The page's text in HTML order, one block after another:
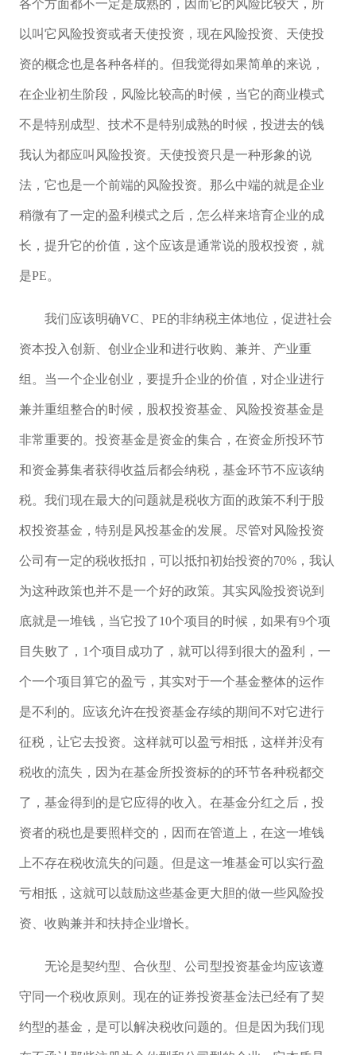
各个方面都不一定是成熟的，因而它的风险比较大，所
以叫它风险投资或者天使投资，现在风险投资、天使投
资的概念也是各种各样的。但我觉得如果简单的来说，
在企业初生阶段，风险比较高的时候，当它的商业模式
不是特别成型、技术不是特别成熟的时候，投进去的钱
我认为都应叫风险投资。天使投资只是一种形象的说
法，它也是一个前端的风险投资。那么中端的就是企业
稍微有了一定的盈利模式之后，怎么样来培育企业的成
长，提升它的价值，这个应该是通常说的股权投资，就
是PE。
我们应该明确VC、PE的非纳税主体地位，促进社会
资本投入创新、创业企业和进行收购、兼并、产业重
组。当一个企业创业，要提升企业的价值，对企业进行
兼并重组整合的时候，股权投资基金、风险投资基金是
非常重要的。投资基金是资金的集合，在资金所投环节
和资金募集者获得收益后都会纳税，基金环节不应该纳
税。我们现在最大的问题就是税收方面的政策不利于股
权投资基金，特别是风投基金的发展。尽管对风险投资
公司有一定的税收抵扣，可以抵扣初始投资的70%，我认
为这种政策也并不是一个好的政策。其实风险投资说到
底就是一堆钱，当它投了10个项目的时候，如果有9个项
目失败了，1个项目成功了，就可以得到很大的盈利，一
个一个项目算它的盈亏，其实对于一个基金整体的运作
是不利的。应该允许在投资基金存续的期间不对它进行
征税，让它去投资。这样就可以盈亏相抵，这样并没有
税收的流失，因为在基金所投资标的的环节各种税都交
了，基金得到的是它应得的收入。在基金分红之后，投
资者的税也是要照样交的，因而在管道上，在这一堆钱
上不存在税收流失的问题。但是这一堆基金可以实行盈
亏相抵，这就可以鼓励这些基金更大胆的做一些风险投
资、收购兼并和扶持企业增长。
无论是契约型、合伙型、公司型投资基金均应该遵
守同一个税收原则。现在的证券投资基金法已经有了契
约型的基金，是可以解决税收问题的。但是因为我们现